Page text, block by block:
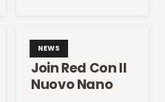
NEWS
Join Red Con Il
Nuovo Nano